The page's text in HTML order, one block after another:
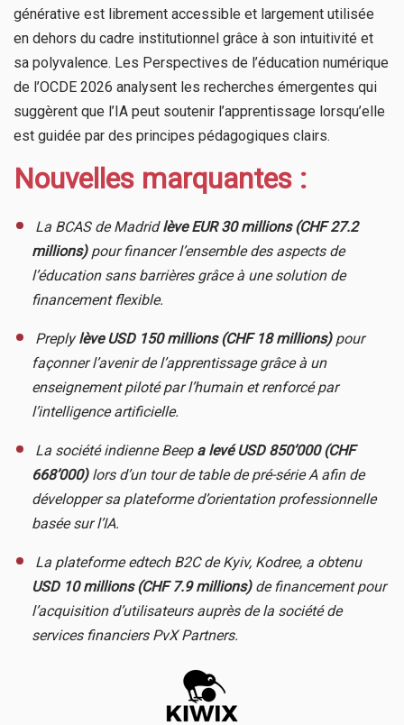
générative est librement accessible et largement utilisée
en dehors du cadre institutionnel grâce à son intuitivité et
sa polyvalence. Les Perspectives de l’éducation numérique
de l’OCDE 2026 analysent les recherches émergentes qui
suggèrent que l’IA peut soutenir l’apprentissage lorsqu’elle
est guidée par des principes pédagogiques clairs.
Nouvelles marquantes :
La BCAS de Madrid lève EUR 30 millions (CHF 27.2
millions) pour financer l’ensemble des aspects de
l’éducation sans barrières grâce à une solution de
financement flexible.
Preply lève USD 150 millions (CHF 18 millions) pour
façonner l’avenir de l’apprentissage grâce à un
enseignement piloté par l’humain et renforcé par
l’intelligence artificielle.
La société indienne Beep a levé USD 850’000 (CHF
668’000) lors d’un tour de table de pré-série A afin de
développer sa plateforme d’orientation professionnelle
basée sur l’IA.
La plateforme edtech B2C de Kyiv, Kodree, a obtenu
USD 10 millions (CHF 7.9 millions) de financement pour
l’acquisition d’utilisateurs auprès de la société de
services financiers PvX Partners.